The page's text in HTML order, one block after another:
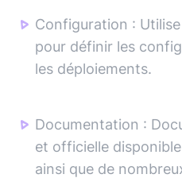
Configuration :
pour définir les
les déploiements.
Documentation :
et officielle
ainsi que de